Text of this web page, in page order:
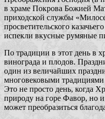
в храме Покрова Божией
приходской службы
просветительского
испекли вкусные румяные
По традиции в этот день в
винограда и плодов.
один из величайших
многовековыми
Это не просто день, когда
природу на горе Фавор, но
может преобразиться